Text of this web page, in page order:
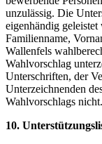
unzulässig. Die
eigenhändig
Familienname,
Wallenfels
Wahlvorschlag
Unterschriften, der
Unterzeichnenden
Wahlvorschlags nicht.
10.